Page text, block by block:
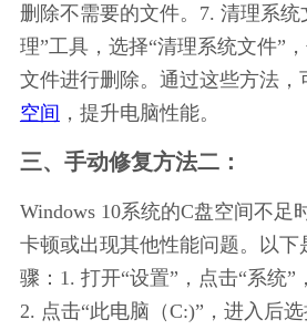
删除不需要的文件。7. 清理系统
理”工具，选择“清理系统文件”
文件进行删除。通过这些方法，
空间 ，提升电脑性能。
三、手动修复方法二：
Windows 10系统的C盘空间不足
卡顿或出现其他性能问题。以下
骤：1. 打开“设置”，点击“系统”
2. 点击“此电脑（C:)”，进入后